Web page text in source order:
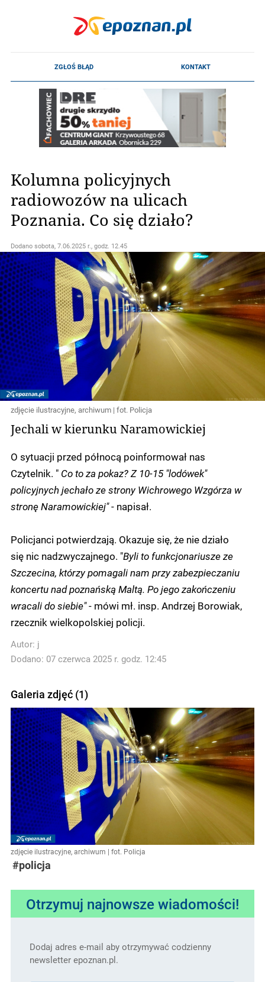
Kolumna policyjnych
radiowozów na ulicach
Poznania. Co się działo?
Dodano sobota, 7.06.2025 r., godz. 12.45
zdjęcie ilustracyjne, archiwum | fot. Policja
Jechali w kierunku Naramowickiej
O sytuacji przed północą poinformował nas
Czytelnik. " Co to za pokaz? Z 10-15 "lodówek"
policyjnych jechało ze strony Wichrowego Wzgórza w
stronę Naramowickiej"- napisał.
Policjanci potwierdzają. Okazuje się, że nie działo
się nic nadzwyczajnego. "Byli to funkcjonariusze ze
Szczecina, którzy pomagali nam przy zabezpieczaniu
koncertu nad poznańską Maltą. Po jego zakończeniu
wracali do siebie"- mówi mł. insp. Andrzej Borowiak,
rzecznik wielkopolskiej policji.
Autor: j
Dodano: 07 czerwca 2025 r. godz. 12:45
Galeria zdjęć (1)
zdjęcie ilustracyjne, archiwum | fot. Policja
#policja
Otrzymuj najnowsze wiadomości!
Dodaj adres e-mail aby otrzymywać codzienny
newsletter epoznan.pl.